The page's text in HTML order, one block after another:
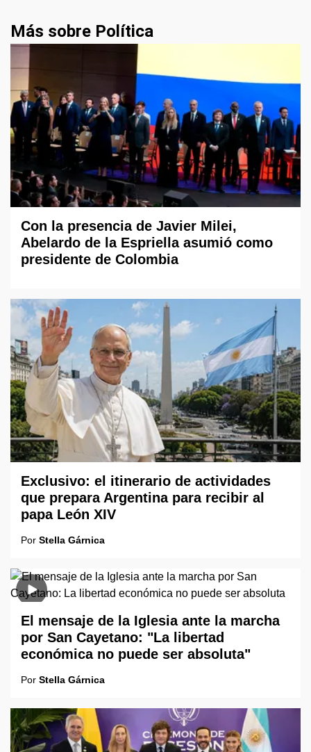
Más sobre Política
Con la presencia de Javier Milei,
Abelardo de la Espriella asumió como
presidente de Colombia
Exclusivo: el itinerario de actividades
que prepara Argentina para recibir al
papa León XIV
Por Stella Gárnica
El mensaje de la Iglesia ante la marcha
por San Cayetano: "La libertad
económica no puede ser absoluta"
Por Stella Gárnica